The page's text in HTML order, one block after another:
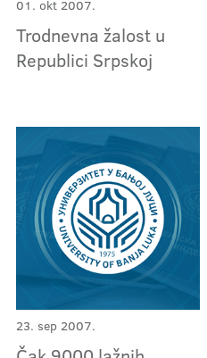
01. okt 2007.
Trodnevna žalost u
Republici Srpskoj
23. sep 2007.